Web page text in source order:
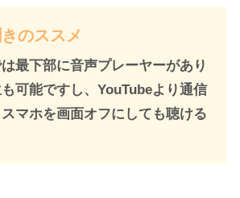
のススメ
最下部に音声プレーヤーがあり
可能ですし、YouTubeより通信
マホを画面オフにしても聴ける